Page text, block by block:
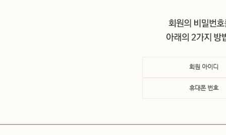
회원 아이디
휴대폰 번호